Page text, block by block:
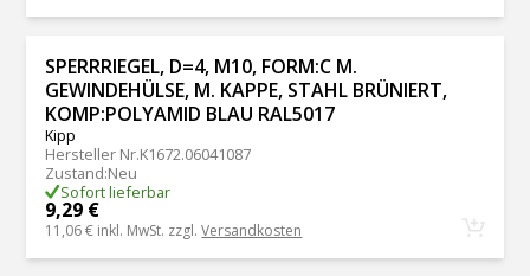
SPERRRIEGEL, D=4, M10, FORM:C M.
GEWINDEHÜLSE, M. KAPPE, STAHL BRÜNIERT,
KOMP:POLYAMID BLAU RAL5017
Kipp
Hersteller Nr.K1672.06041087
Zustand:Neu
Sofort lieferbar
9,29 €
11,06 € inkl. MwSt. zzgl.Versandkosten